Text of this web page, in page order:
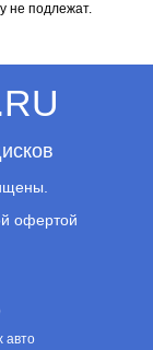
не подлежат.
офертой
авто